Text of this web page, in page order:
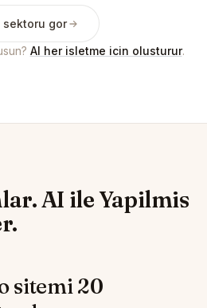
sektoru gor
AI her isletme icin olusturur.
AI ile Yapilmis
sitemi 20